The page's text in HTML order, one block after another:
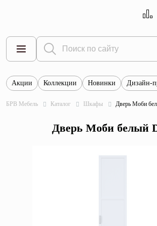
Все товары
Тумбы
Шкафы
Акции Коллекции Новинки Дизайн-
БРВ Мебель Каталог Шкафы Дверь Моби
Дверь Моби белый